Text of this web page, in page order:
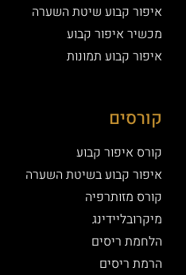
איפור קבוע שיטת השערה
מכשיר איפור קבוע
איפור קבוע תמונות
קורסים
קורס איפור קבוע
איפור קבוע בשיטת השערה
קורס מזותרפיה
מיקרובליידינג
הלחמת ריסים
הרמת ריסים